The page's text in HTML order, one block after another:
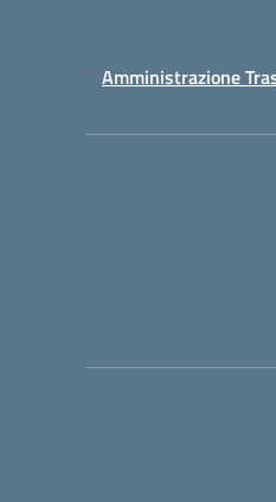
Amministrazione